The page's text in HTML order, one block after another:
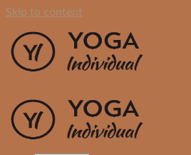
Skip to content